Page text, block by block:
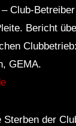
Club-
Bericht
GEMA.
Sterben der